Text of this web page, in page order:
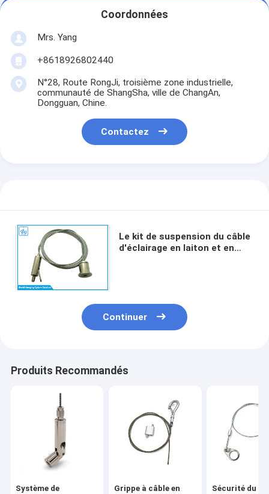
Coordonnées
Mrs. Yang
+8618926802440
N°28, Route RongJi, troisième zone industrielle,
communauté de ShangSha, ville de ChangAn,
Dongguan, Chine.
Contactez
Le kit de suspension du câble
d'éclairage en laiton et en
Continuer
Produits Recommandés
Système de
Grippe à câble en
Sécurité du